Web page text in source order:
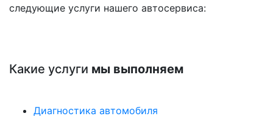
следующие услуги нашего автосервиса:
Какие услуги мы выполняем
Диагностика автомобиля